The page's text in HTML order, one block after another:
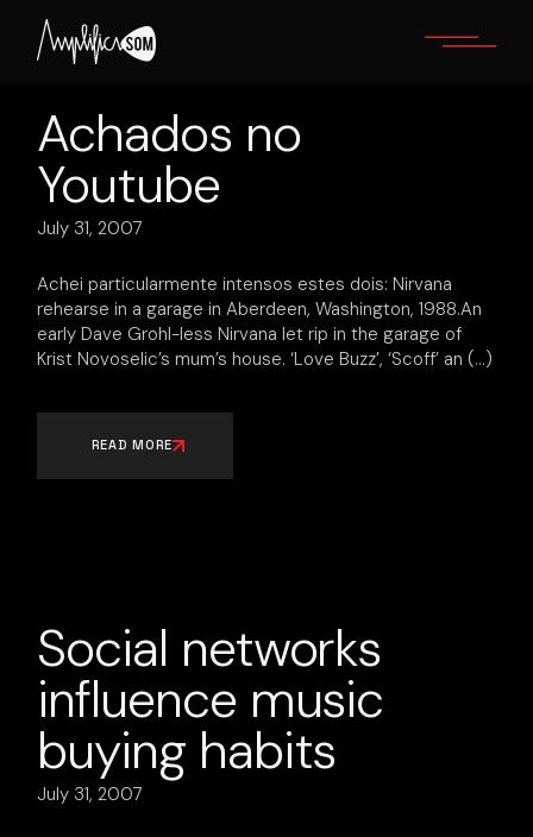
content
Achados no
Youtube
July 31, 2007
Achei particularmente intensos estes dois: Nirvana
rehearse in a garage in Aberdeen, Washington, 1988.An
early Dave Grohl-less Nirvana let rip in the garage of
Krist Novoselic’s mum’s house. ‘Love Buzz’, ‘Scoff’ an
READ MORE
Social networks
influence music
buying habits
July 31, 2007